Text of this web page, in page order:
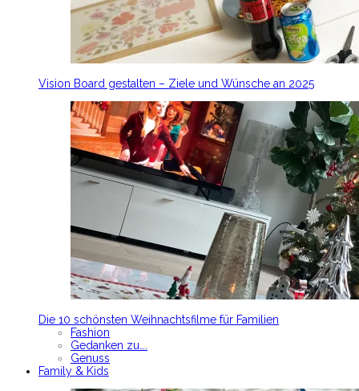
Vision Board gestalten – Ziele und Wünsche an 2025
Die 10 schönsten Weihnachtsfilme für Familien
Fashion
Gedanken zu….
Genuss
Family & Kids